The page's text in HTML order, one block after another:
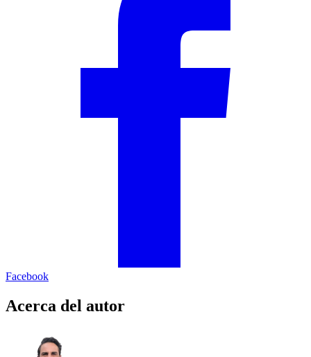
Facebook
Acerca del autor